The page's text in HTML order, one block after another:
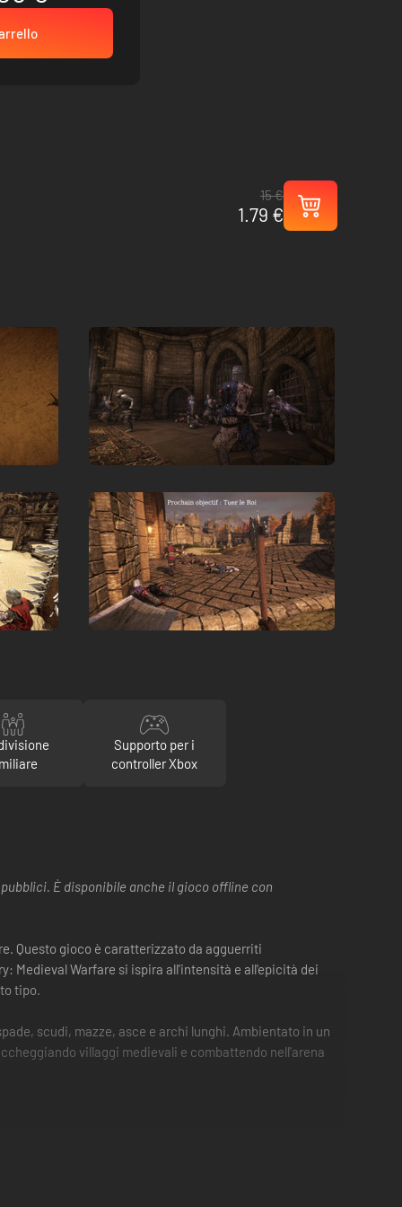
15 €
1.79 €
Supporto per i
controller Xbox
È disponibile anche il gioco offline con
Questo gioco è caratterizzato da agguerriti
Medieval Warfare si ispira all'intensità e all'epicità dei
tipo.
scudi, mazze, asce e archi lunghi. Ambientato in un
villaggi medievali e combattendo nell'arena